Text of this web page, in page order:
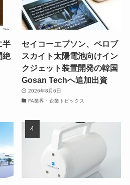
半
絶
セイコーエプソン、ペロブ
スカイト太陽電池向けイン
クジェット装置開発の韓国
Gosan Techへ追加出資
2026年8月6日
FA業界・企業トピックス